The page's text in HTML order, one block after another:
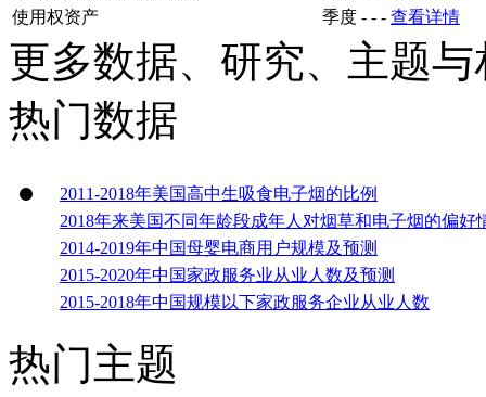
使用权资产
季度 - - - 查看详情
更多数据、研究、主题
热门数据
2011-2018年美国高中生吸食电子烟的比例
2018年来美国不同年龄段成年人对烟草和电子烟的偏好
2014-2019年中国母婴电商用户规模及预测
2015-2020年中国家政服务业从业人数及预测
2015-2018年中国规模以下家政服务企业从业人数
热门主题